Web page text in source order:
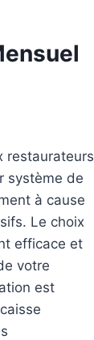
restaurateurs
système de
à cause
Le choix
efficace et
votre
est